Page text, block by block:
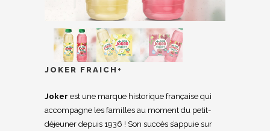
JOKER FRAICH+
Joker est une marque historique française qui
accompagne les familles au moment du petit-
déjeuner depuis 1936 ! Son succès s’appuie sur